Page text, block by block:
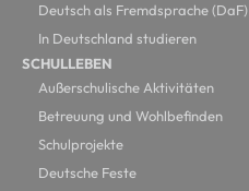
Deutsch als Fremdsprache (DaF)
In Deutschland studieren
SCHULLEBEN
Außerschulische Aktivitäten
Betreuung und Wohlbefinden
Schulprojekte
Deutsche Feste